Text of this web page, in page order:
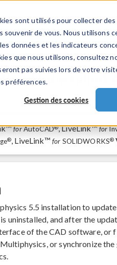
sont utilisés pour collecter
de vous. Nous utilisons
données et les indicateurs
que nous utilisons, consultez
pas suivies lors de votre
préférences.
Gestion des cookies
INDUSTRIES
Uninstalled
forAutoCAD®, LiveLink™for
®, LiveLink™ for SOLIDWORKS®
5.5 installation to
uninstalled, and after the
of the CAD software, or
or synchronize